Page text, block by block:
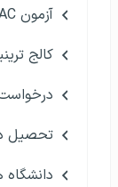
آزمون NAC کانادا
کالج
تحصیل
دانشگاه